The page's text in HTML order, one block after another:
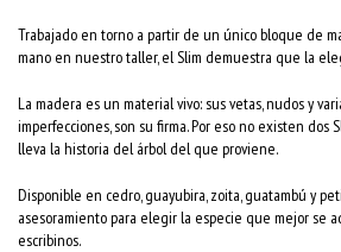
Trabajado en torno a partir de un único bloque de
mano en nuestro taller, el Slim demuestra que la
La madera es un material vivo: sus vetas, nudos y
imperfecciones, son su firma. Por eso no existen dos
lleva la historia del árbol del que proviene.
Disponible en cedro, guayubira, zoita, guatambú y
asesoramiento para elegir la especie que mejor se
escribinos.